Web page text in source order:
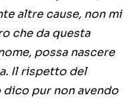
altre cause, non mi
che da questa
possa nascere
Il rispetto del
pur non avendo